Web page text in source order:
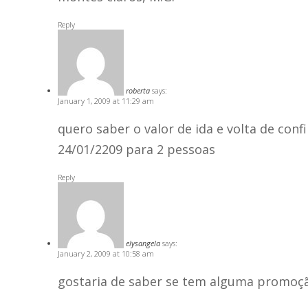
Reply
roberta says:
January 1, 2009 at 11:29 am
quero saber o valor de ida e volta de
24/01/2209 para 2 pessoas
Reply
elysangela says:
January 2, 2009 at 10:58 am
gostaria de saber se tem alguma